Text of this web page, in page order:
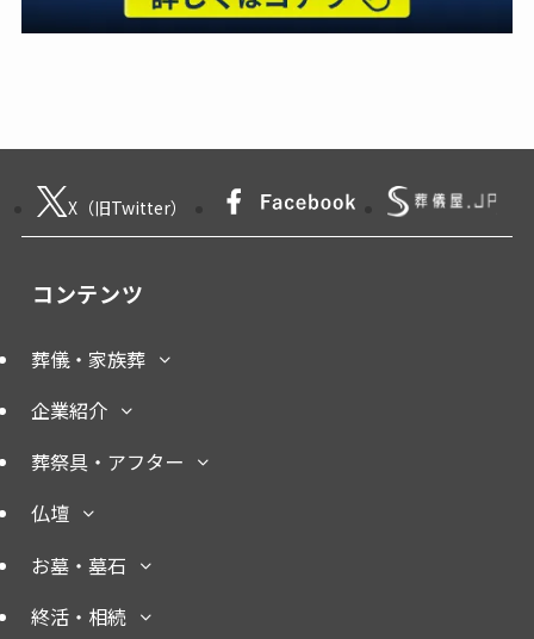
X（旧Twitter）
コンテンツ
葬儀・家族葬
企業紹介
葬祭具・アフター
仏壇
お墓・墓石
終活・相続